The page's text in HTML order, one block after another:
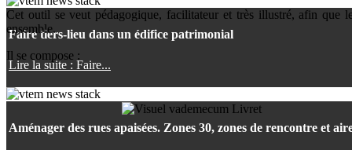
Faire tiers-lieu dans un édifice patrimonial
Lire la suite : Faire...
Aménager des rues apaisées. Zones 30, zones de rencontre et
Cet outil se veut pédagogique, facilitateur et très illustré, afin que
ensemble.
Il se compose :